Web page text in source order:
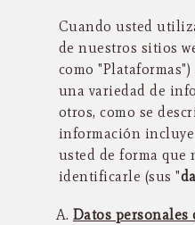
Cuando usted
de nuestros sitios
como
una variedad de
otros, como se
información
usted de forma que
identificarle (sus "
Datos personales